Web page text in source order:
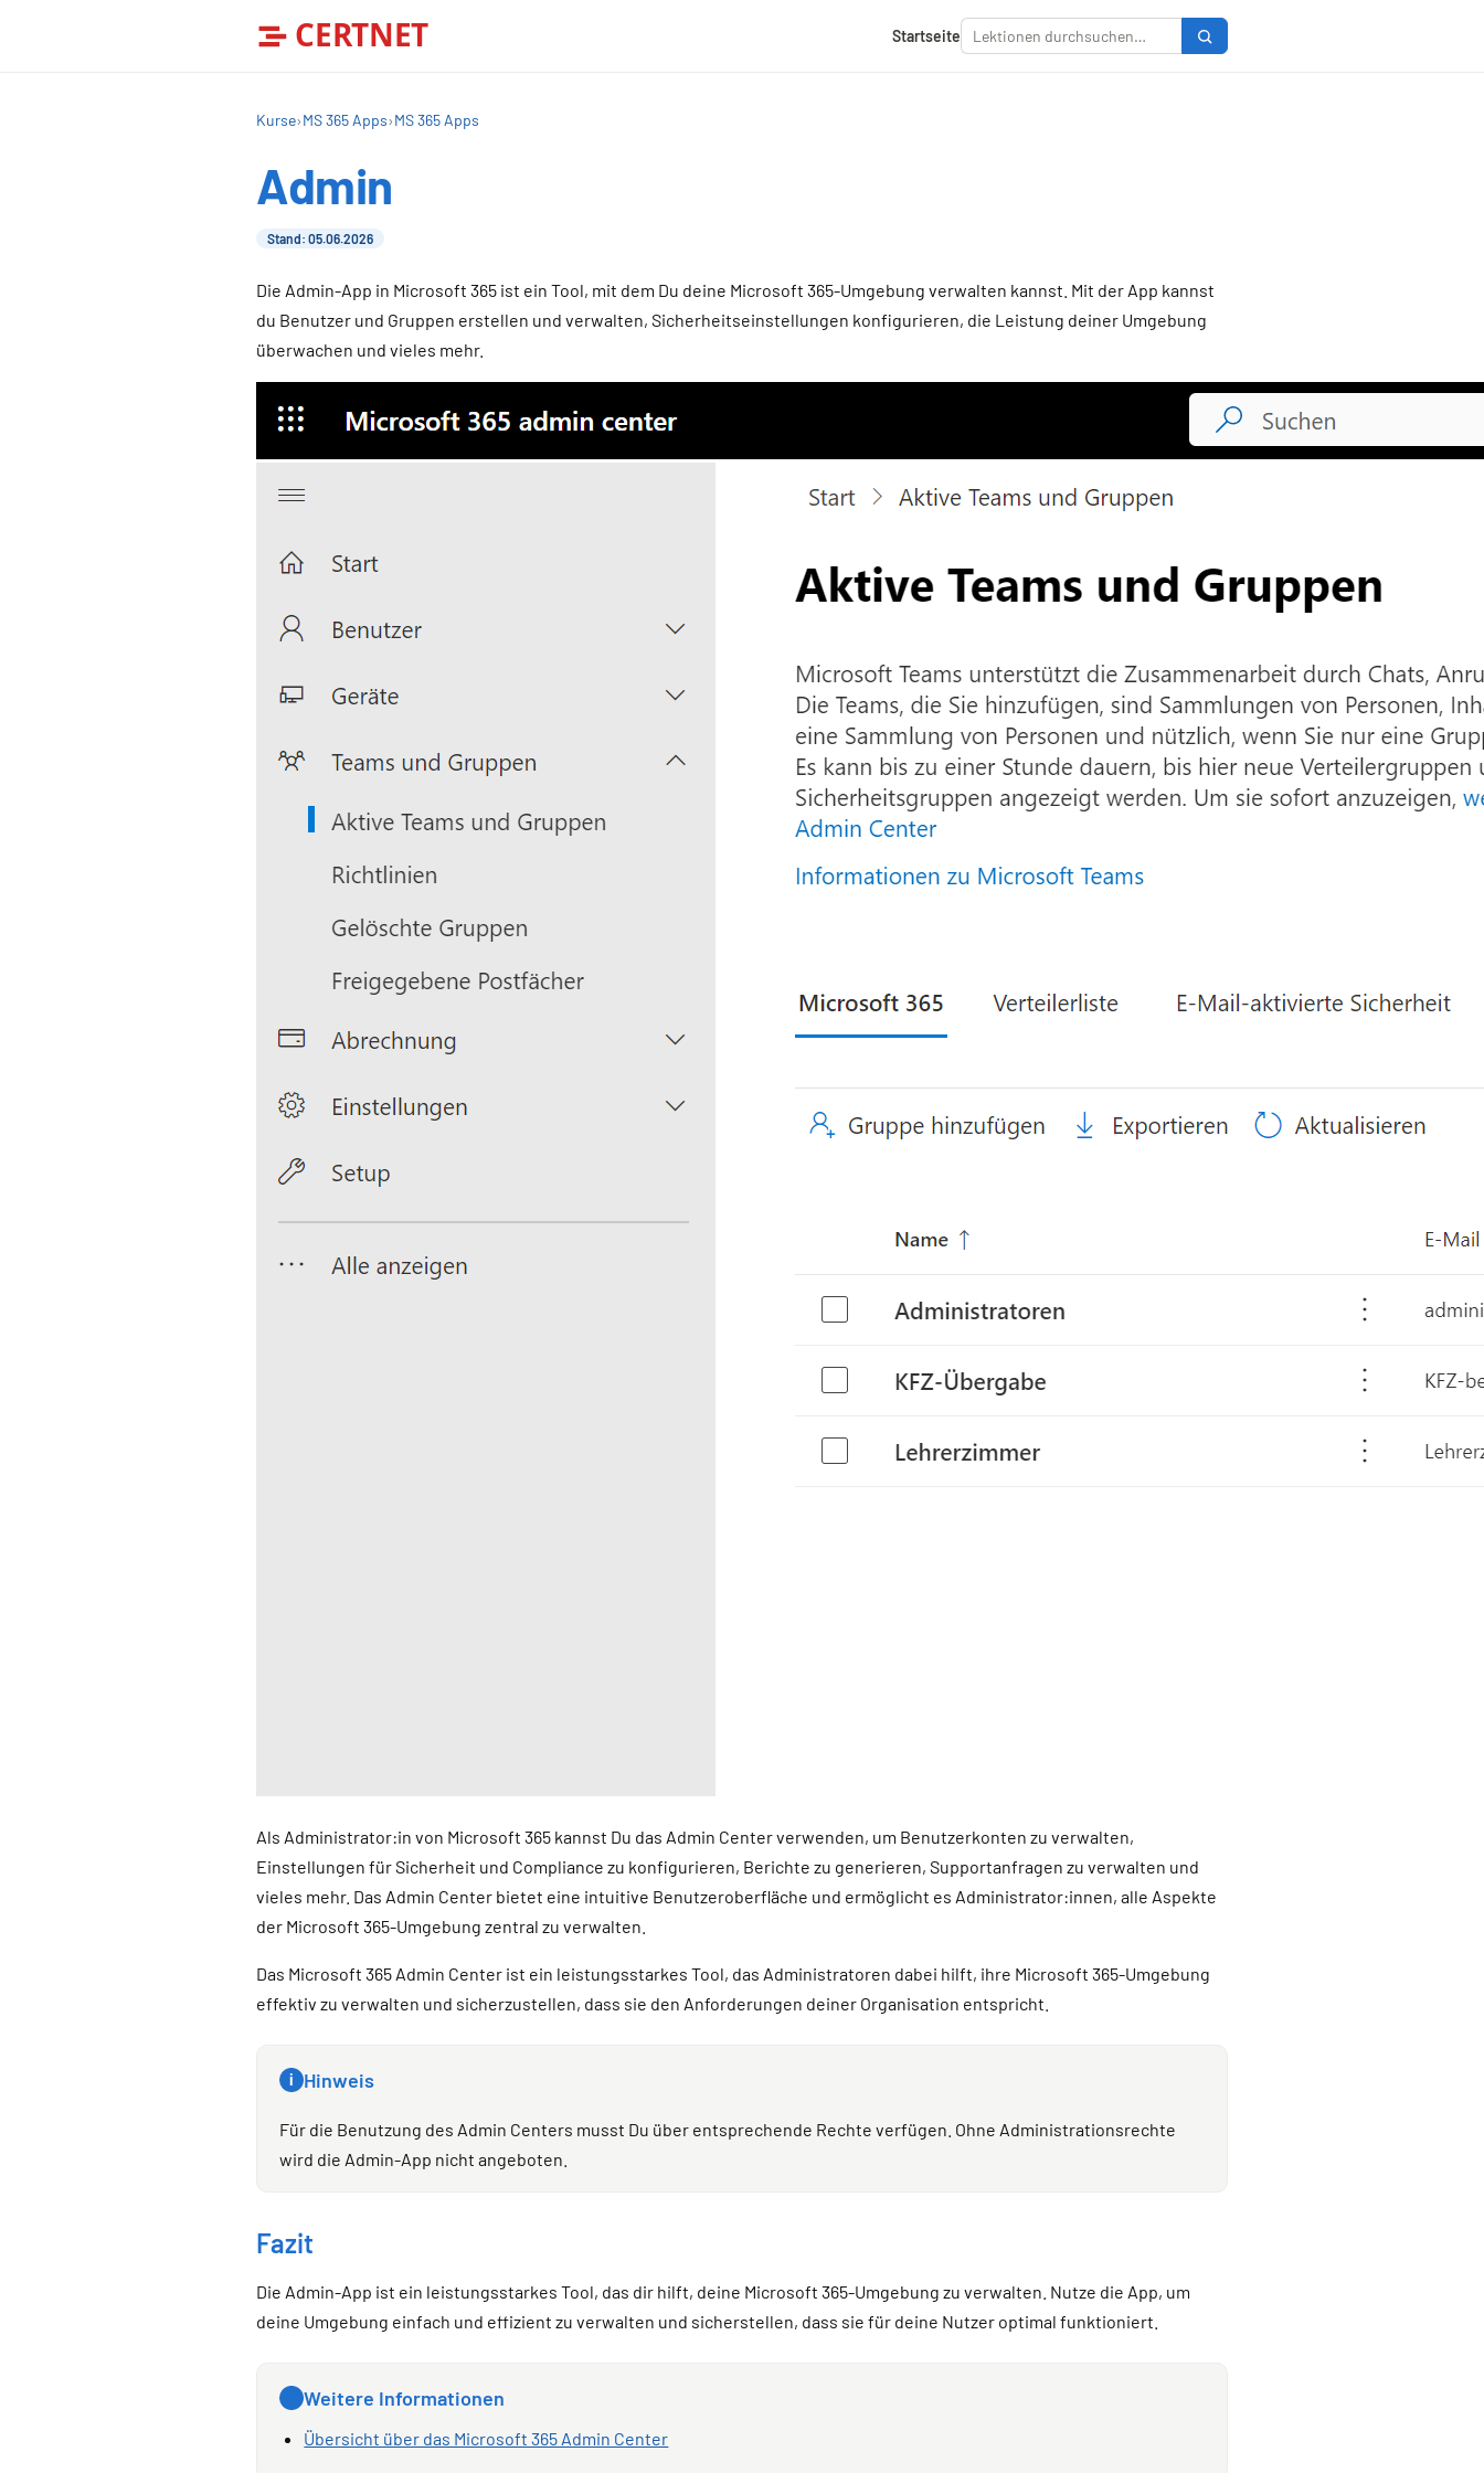
CERTNET Startseite
Kurse›MS 365 Apps›MS 365 Apps
Admin
Stand: 05.06.2026
Die Admin-App in Microsoft 365 ist ein Tool, mit dem Du deine Microsoft 365-Umgebung verwalten kannst. Mit der App kannst
du Benutzer und Gruppen erstellen und verwalten, Sicherheitseinstellungen konfigurieren, die Leistung deiner Umgebung
überwachen und vieles mehr.
Als Administrator:in von Microsoft 365 kannst Du das Admin Center verwenden, um Benutzerkonten zu verwalten,
Einstellungen für Sicherheit und Compliance zu konfigurieren, Berichte zu generieren, Supportanfragen zu verwalten und
vieles mehr. Das Admin Center bietet eine intuitive Benutzeroberfläche und ermöglicht es Administrator:innen, alle Aspekte
der Microsoft 365-Umgebung zentral zu verwalten.
Das Microsoft 365 Admin Center ist ein leistungsstarkes Tool, das Administratoren dabei hilft, ihre Microsoft 365-Umgebung
effektiv zu verwalten und sicherzustellen, dass sie den Anforderungen deiner Organisation entspricht.
i Hinweis
Für die Benutzung des Admin Centers musst Du über entsprechende Rechte verfügen. Ohne Administrationsrechte
wird die Admin-App nicht angeboten.
Fazit
Die Admin-App ist ein leistungsstarkes Tool, das dir hilft, deine Microsoft 365-Umgebung zu verwalten. Nutze die App, um
deine Umgebung einfach und effizient zu verwalten und sicherstellen, dass sie für deine Nutzer optimal funktioniert.
Weitere Informationen
Übersicht über das Microsoft 365 Admin Center